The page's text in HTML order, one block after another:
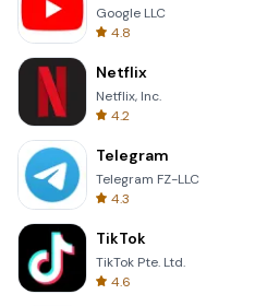
Google LLC
4.8
Netflix
Netflix, Inc.
4.2
Telegram
Telegram FZ-LLC
4.3
TikTok
TikTok Pte. Ltd.
4.6